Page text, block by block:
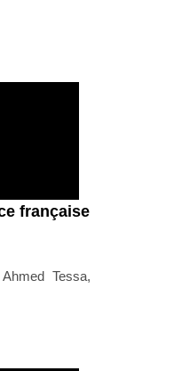
française
Tessa,